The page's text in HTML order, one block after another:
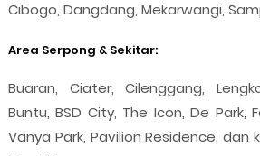
Cibogo, Dangdang, Mekarwangi,
Area Serpong & Sekitar:
Buaran, Ciater, Cilenggang,
Buntu, BSD City, The Icon, De Park,
Vanya Park, Pavilion Residence,